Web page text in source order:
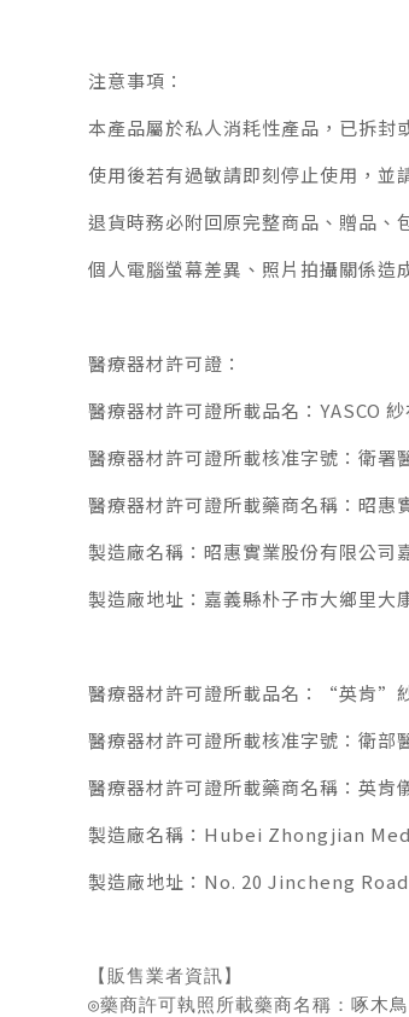
注意事項：
本產品屬於私人消耗性產品，已拆封
使用後若有過敏請即刻停止使用，並
退貨時務必附回原完整商品、贈品、
個人電腦螢幕差異、照片拍攝關係造
醫療器材許可證：
醫療器材許可證所載品名：YASCO
醫療器材許可證所載核准字號：衛署
醫療器材許可證所載藥商名稱：昭惠
製造廠名稱：昭惠實業股份有限公司
製造廠地址：嘉義縣朴子市大鄉里大
醫療器材許可證所載品名：“英肯”
醫療器材許可證所載核准字號：衛部
醫療器材許可證所載藥商名稱：英肯
製造廠名稱：Hubei Zhongjian
製造廠地址：No. 20 Jincheng
【販售業者資訊】
◎藥商許可執照所載藥商名稱：啄木